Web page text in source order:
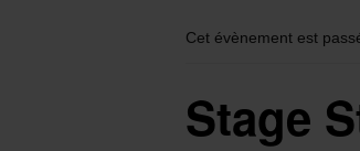
Cet évènement est
Stage